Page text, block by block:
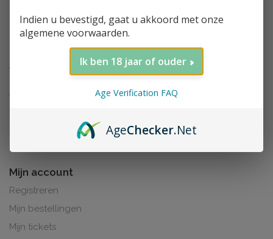
Mijn account
Registreren
Mijn bestellingen
Mijn tickets
Indien u bevestigd, gaat u akkoord met onze
algemene voorwaarden.
Ik ben 18 jaar of ouder
Age Verification FAQ
AgeChecker.Net